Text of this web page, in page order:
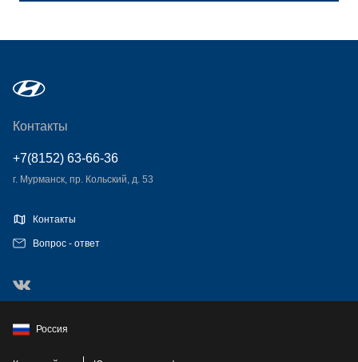
Контакты
+7(8152) 63-66-36
г. Мурманск, пр. Кольский, д. 53
Контакты
Вопрос - ответ
Россия